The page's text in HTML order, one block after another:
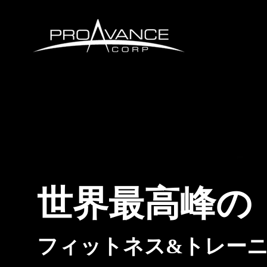
世界最高峰の
フィットネス&トレー